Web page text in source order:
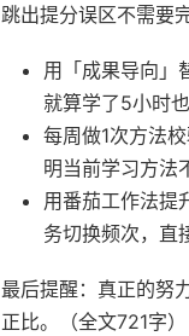
跳出提分误区不需要
用「成果导向」
就算学了5小时
每周做1次方法
明当前学习方法
用番茄工作法提
务切换频次，直
最后提醒：真正的努
正比。（全文721字）